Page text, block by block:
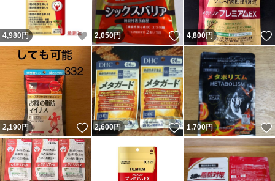
4,980 円 いいね！
2,050円 いいね！
4,800円
2,190円 いいね！
2,600円 いいね！
1,700円